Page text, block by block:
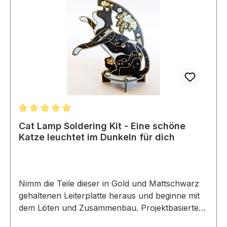
SMD CR2032SchalterAnstecker und Schraube
zum sichern der Batterie
Durchschnittliche Bewertung von 5 von 5 Sternen
Cat Lamp Soldering Kit - Eine schöne
Katze leuchtet im Dunkeln für dich
Nimm die Teile dieser in Gold und Mattschwarz
gehaltenen Leiterplatte heraus und beginne mit
dem Löten und Zusammenbau. Projektbasierte